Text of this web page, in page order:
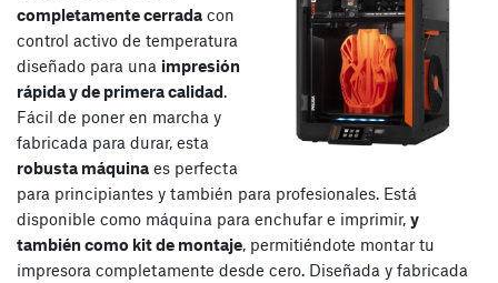
completamente cerrada con
control activo de temperatura
diseñado para una impresión
rápida y de primera calidad
Fácil de poner en marcha y
fabricada para durar, esta
robusta máquina es perfecta
para principiantes y también para profesionales. Está
disponible como máquina para enchufar e imprimir, y
también como kit de montaje , permitiéndote montar tu
impresora completamente desde cero. Diseñada y fabricada